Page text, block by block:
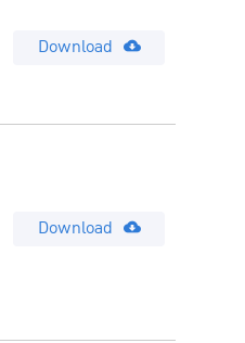
Download
Download